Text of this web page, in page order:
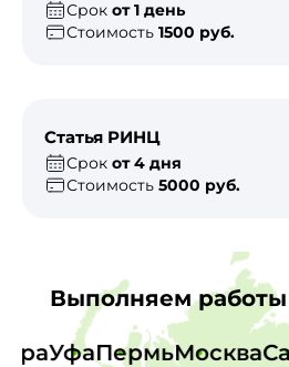
Срок от 1 день
Стоимость 1500 руб.
Статья РИНЦ
Срок от 4 дня
Стоимость 5000 руб.
Выполняем работы
УфаПермьМосква